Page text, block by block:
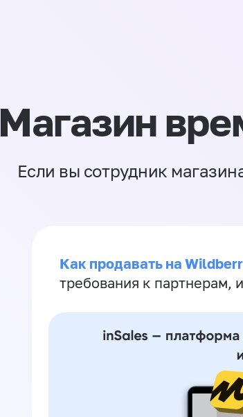
Магазин
Если вы сотрудник
Как продавать на
требования к партнерам,